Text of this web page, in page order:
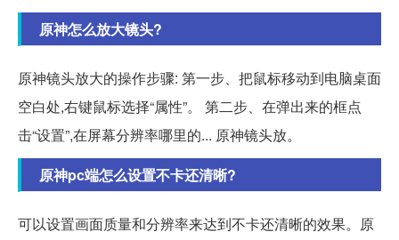
原神怎么放大镜头?
原神镜头放大的操作步骤: 第一步、把鼠标移动到电脑桌面
空白处,右键鼠标选择“属性”。 第二步、在弹出来的框点
击“设置”,在屏幕分辨率哪里的... 原神镜头放。
原神pc端怎么设置不卡还清晰?
可以设置画面质量和分辨率来达到不卡还清晰的效果。原